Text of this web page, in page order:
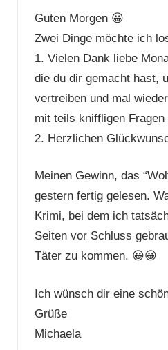
Guten Morgen 😀
Zwei Dinge möchte ich
1. Vielen Dank liebe
die du dir gemacht hast,
vertreiben und mal
mit teils kniffligen
2. Herzlichen
Meinen Gewinn, das
gestern fertig gelesen.
Krimi, bei dem ich
Seiten vor Schluss
Täter zu kommen. 😀😀
Ich wünsch dir eine
Grüße
Michaela